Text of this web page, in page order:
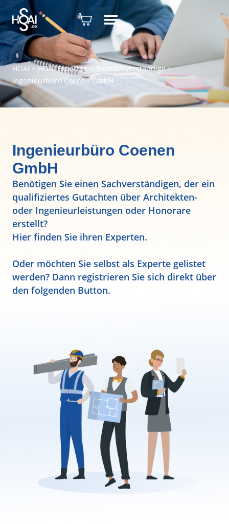
HOAI > HOAI Experten> Bausachverständige>
Ingenieurbüro Coenen GmbH
Ingenieurbüro Coenen
GmbH
Benötigen Sie einen Sachverständigen, der ein
qualifiziertes Gutachten über Architekten-
oder Ingenieurleistungen oder Honorare
erstellt?
Hier finden Sie ihren Experten.
Oder möchten Sie selbst als Experte gelistet
werden? Dann registrieren Sie sich direkt über
den folgenden Button.